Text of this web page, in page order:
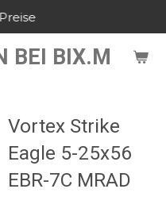
BEI BIX.M
Vortex Strike
Eagle 5-25x56
EBR-7C MRAD